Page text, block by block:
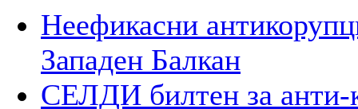
Неефикасни
Западен Балкан
СЕЛДИ билтен за анти-